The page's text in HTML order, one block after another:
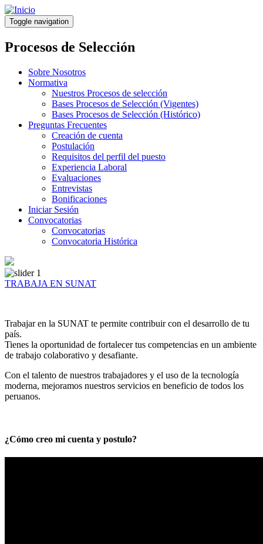
Pasar
al
contenido
principal
Toggle navigation
Procesos de Selección
Sobre Nosotros
Normativa
Nuestros Procesos de selección
Bases Procesos de Selección (Vigentes)
Bases Procesos de Selección (Histórico)
Preguntas Frecuentes
Creación de cuenta
Postulación
Requisitos del perfil del puesto
Experiencia Laboral
Evaluaciones
Entrevistas
Bonificaciones
Iniciar Sesión
Convocatorias
Convocatorias
Convocatoria Histórica
TRABAJA EN SUNAT
Trabajar en la SUNAT te permite contribuir con el desarrollo de tu
país.
Tienes la oportunidad de fortalecer tus competencias en un ambiente
de trabajo colaborativo y desafiante.
Con el talento de nuestros trabajadores y el uso de la tecnología
moderna, mejoramos nuestros servicios en beneficio de todos los
peruanos.
¿Cómo creo mi cuenta y postulo?